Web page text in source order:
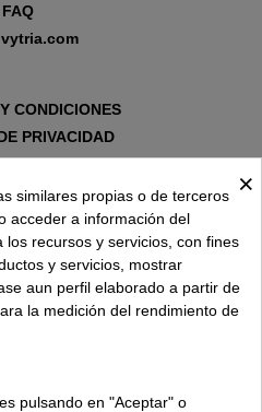
FAQ
CONDICIONES
PRIVACIDAD
LEGAL
DE COOKIES
VYTRIA
×
similares propias o de terceros
acceder a información del
los recursos y servicios, con fines
y servicios, mostrar
aun perfil elaborado a partir de
la medición del rendimiento de
pulsando en "Aceptar" o